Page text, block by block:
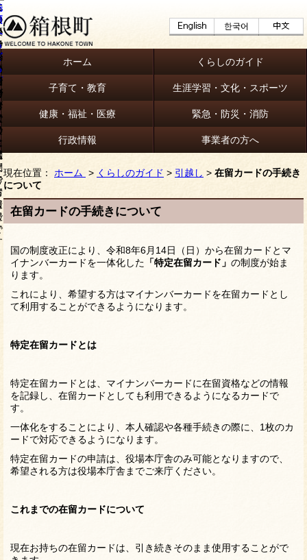
ホーム くらしのガイド
子育て・教育 生涯学習・文化・スポーツ
健康・福祉・医療 緊急・防災・消防
行政情報 事業者の方へ
現在位置： ホーム > くらしのガイド > 引越し > 在留カードの手続き
について
在留カードの手続きについて
国の制度改正により、令和8年6月14日（日）から在留カードとマ
イナンバーカードを一体化した 「特定在留カード」 の制度が始ま
ります。
これにより、希望する方はマイナンバーカードを在留カードとし
て利用することができるようになります。
特定在留カードとは
特定在留カードとは、マイナンバーカードに在留資格などの情報
を記録し、在留カードとしても利用できるようになるカードで
す。
一体化をすることにより、本人確認や各種手続きの際に、1枚のカ
ードで対応できるようになります。
特定在留カードの申請は、役場本庁舎のみ可能となりますので、
希望される方は役場本庁舎までご来庁ください。
これまでの在留カードについて
現在お持ちの在留カードは、引き続きそのまま使用することがで